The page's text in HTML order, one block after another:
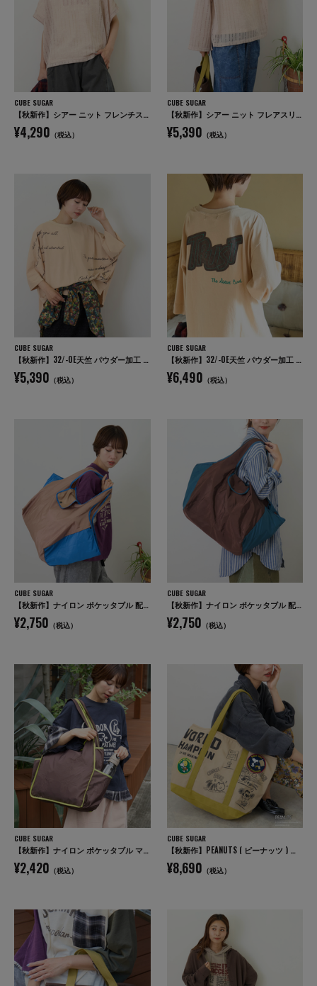
CUBE SUGAR
【秋新作】シアー ニット フレンチスリーブ プルオーバー
¥4,290 （税込）
CUBE SUGAR
【秋新作】シアー ニット フレアスリーブ プルオーバー
¥5,390 （税込）
CUBE SUGAR
【秋新作】32/-OE天竺 パウダー加工 5分袖 ドルマン Tシャツ
¥5,390 （税込）
CUBE SUGAR
【秋新作】32/-OE天竺 パウダー加工 パッチロゴ 刺繍 Tシャツ
¥6,490 （税込）
CUBE SUGAR
【秋新作】ナイロン ポケッタブル 配色 マルシェ バッグ
¥2,750 （税込）
CUBE SUGAR
【秋新作】ナイロン ポケッタブル 配色 マルシェ バッグ
¥2,750 （税込）
CUBE SUGAR
【秋新作】ナイロン ポケッタブル マルシェ バッグ
¥2,420 （税込）
CUBE SUGAR
【秋新作】PEANUTS ( ピーナッツ ) キャンバス ビッグ トートバッグ
¥8,690 （税込）